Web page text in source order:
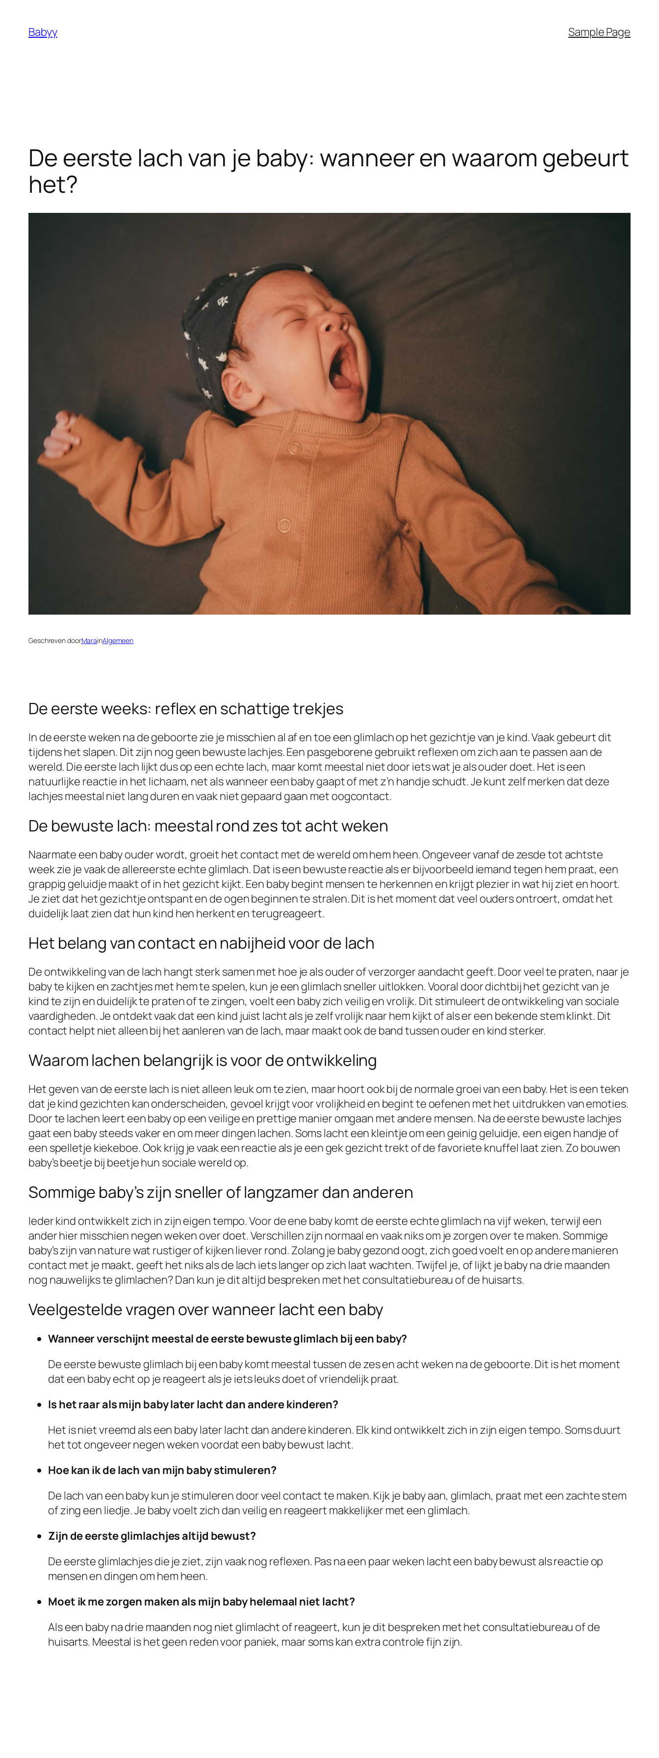
Babyy Sample Page
De eerste lach van je baby: wanneer en waarom gebeurt
het?
Geschreven doorMarainAlgemeen
De eerste weeks: reflex en schattige trekjes
In de eerste weken na de geboorte zie je misschien al af en toe een glimlach op het gezichtje van je kind. Vaak gebeurt dit
tijdens het slapen. Dit zijn nog geen bewuste lachjes. Een pasgeborene gebruikt reflexen om zich aan te passen aan de
wereld. Die eerste lach lijkt dus op een echte lach, maar komt meestal niet door iets wat je als ouder doet. Het is een
natuurlijke reactie in het lichaam, net als wanneer een baby gaapt of met z’n handje schudt. Je kunt zelf merken dat deze
lachjes meestal niet lang duren en vaak niet gepaard gaan met oogcontact.
De bewuste lach: meestal rond zes tot acht weken
Naarmate een baby ouder wordt, groeit het contact met de wereld om hem heen. Ongeveer vanaf de zesde tot achtste
week zie je vaak de allereerste echte glimlach. Dat is een bewuste reactie als er bijvoorbeeld iemand tegen hem praat, een
grappig geluidje maakt of in het gezicht kijkt. Een baby begint mensen te herkennen en krijgt plezier in wat hij ziet en hoort.
Je ziet dat het gezichtje ontspant en de ogen beginnen te stralen. Dit is het moment dat veel ouders ontroert, omdat het
duidelijk laat zien dat hun kind hen herkent en terugreageert.
Het belang van contact en nabijheid voor de lach
De ontwikkeling van de lach hangt sterk samen met hoe je als ouder of verzorger aandacht geeft. Door veel te praten, naar je
baby te kijken en zachtjes met hem te spelen, kun je een glimlach sneller uitlokken. Vooral door dichtbij het gezicht van je
kind te zijn en duidelijk te praten of te zingen, voelt een baby zich veilig en vrolijk. Dit stimuleert de ontwikkeling van sociale
vaardigheden. Je ontdekt vaak dat een kind juist lacht als je zelf vrolijk naar hem kijkt of als er een bekende stem klinkt. Dit
contact helpt niet alleen bij het aanleren van de lach, maar maakt ook de band tussen ouder en kind sterker.
Waarom lachen belangrijk is voor de ontwikkeling
Het geven van de eerste lach is niet alleen leuk om te zien, maar hoort ook bij de normale groei van een baby. Het is een teken
dat je kind gezichten kan onderscheiden, gevoel krijgt voor vrolijkheid en begint te oefenen met het uitdrukken van emoties.
Door te lachen leert een baby op een veilige en prettige manier omgaan met andere mensen. Na de eerste bewuste lachjes
gaat een baby steeds vaker en om meer dingen lachen. Soms lacht een kleintje om een geinig geluidje, een eigen handje of
een spelletje kiekeboe. Ook krijg je vaak een reactie als je een gek gezicht trekt of de favoriete knuffel laat zien. Zo bouwen
baby’s beetje bij beetje hun sociale wereld op.
Sommige baby’s zijn sneller of langzamer dan anderen
Ieder kind ontwikkelt zich in zijn eigen tempo. Voor de ene baby komt de eerste echte glimlach na vijf weken, terwijl een
ander hier misschien negen weken over doet. Verschillen zijn normaal en vaak niks om je zorgen over te maken. Sommige
baby’s zijn van nature wat rustiger of kijken liever rond. Zolang je baby gezond oogt, zich goed voelt en op andere manieren
contact met je maakt, geeft het niks als de lach iets langer op zich laat wachten. Twijfel je, of lijkt je baby na drie maanden
nog nauwelijks te glimlachen? Dan kun je dit altijd bespreken met het consultatiebureau of de huisarts.
Veelgestelde vragen over wanneer lacht een baby
Wanneer verschijnt meestal de eerste bewuste glimlach bij een baby?
De eerste bewuste glimlach bij een baby komt meestal tussen de zes en acht weken na de geboorte. Dit is het moment
dat een baby echt op je reageert als je iets leuks doet of vriendelijk praat.
Is het raar als mijn baby later lacht dan andere kinderen?
Het is niet vreemd als een baby later lacht dan andere kinderen. Elk kind ontwikkelt zich in zijn eigen tempo. Soms duurt
het tot ongeveer negen weken voordat een baby bewust lacht.
Hoe kan ik de lach van mijn baby stimuleren?
De lach van een baby kun je stimuleren door veel contact te maken. Kijk je baby aan, glimlach, praat met een zachte stem
of zing een liedje. Je baby voelt zich dan veilig en reageert makkelijker met een glimlach.
Zijn de eerste glimlachjes altijd bewust?
De eerste glimlachjes die je ziet, zijn vaak nog reflexen. Pas na een paar weken lacht een baby bewust als reactie op
mensen en dingen om hem heen.
Moet ik me zorgen maken als mijn baby helemaal niet lacht?
Als een baby na drie maanden nog niet glimlacht of reageert, kun je dit bespreken met het consultatiebureau of de
huisarts. Meestal is het geen reden voor paniek, maar soms kan extra controle fijn zijn.